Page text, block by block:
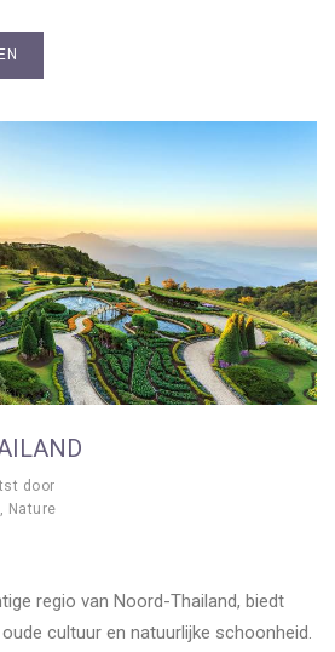
door
, Nature
regio van Noord-Thailand, biedt
cultuur en natuurlijke schoonheid.